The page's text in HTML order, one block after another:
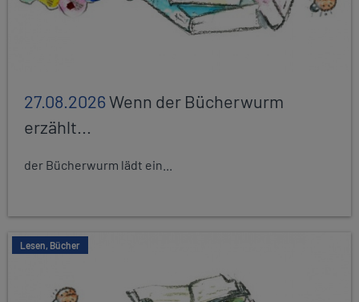
27.08.2026Wenn der Bücherwurm
erzählt...
der Bücherwurm lädt ein...
Lesen, Bücher